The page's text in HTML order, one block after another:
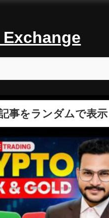
Exchange
事をランダムで表示